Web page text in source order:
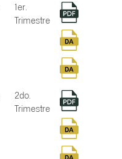
1er.
Trimestre
2do.
Trimestre